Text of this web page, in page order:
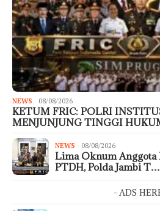
NEWS 08/08/2026
KETUM FRIC: POLRI
MENJUNJUNG TINGGI
NEWS 08/08/2026
Lima Oknum
PTDH, Polda Jambi T…
- ADS